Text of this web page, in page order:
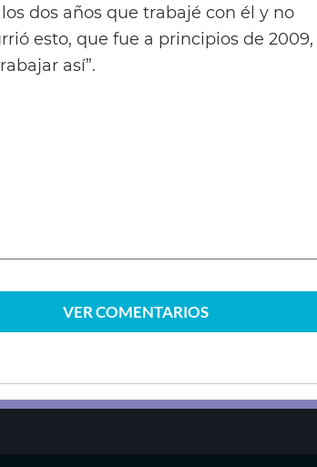
dos años que trabajé con él y no
esto, que fue a principios de 2009,
así”.
VERCOMENTARIOS